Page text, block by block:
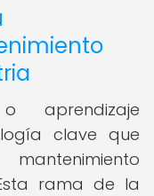
aprendizaje
clave que
rama de la